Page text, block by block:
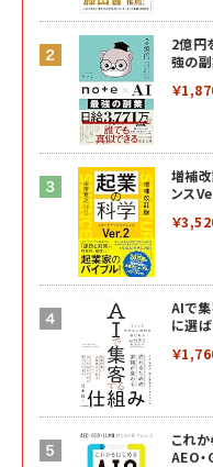
2億円
強の
￥
増補
ンス
￥
AIで
に選
￥
これ
AEO